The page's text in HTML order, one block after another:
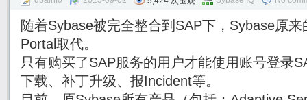
随着Sybase被完全整合到SAP下，Sybase原
Portal取代。
只有购买了SAP服务的用户才能使用账号登录
下载、补丁升级、报Incident等。